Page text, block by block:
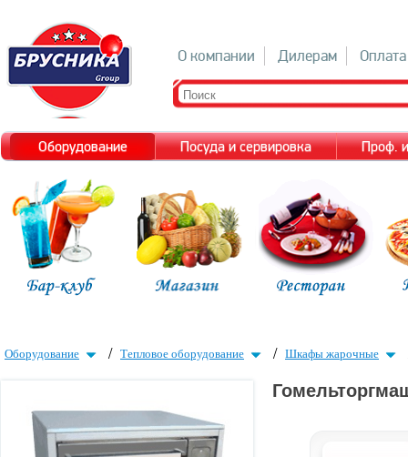
О компании Дилерам Оплата
Оборудование Посуда и сервировка Проф.
Оборудование / Тепловое оборудование / Шкафы жарочные